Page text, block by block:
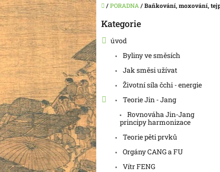
Domů
/PORADNA/Baňkování, moxování,
P
o
s
t
r
a
n
n
í
p
a
n
e
l
Přeskočit
Kategorie
úvod
Byliny ve směsích
Jak směsi užívat
Životní síla čchi - energie
Teorie Jin - Jang
Rovnováha Jin-Jang
principy harmonizace
Teorie pěti prvků
Orgány CANG a FU
Vítr FENG